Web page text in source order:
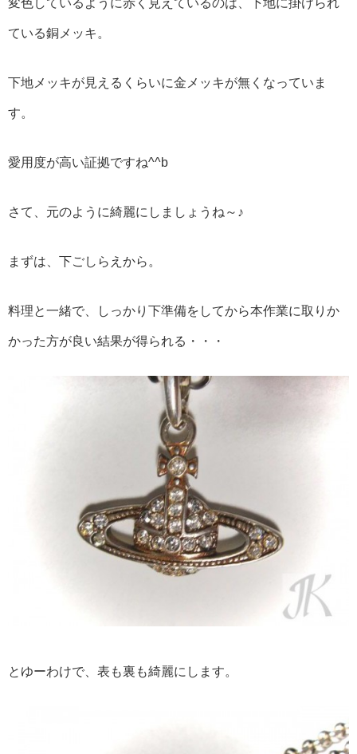
ている銅メッキ。
下地メッキが見えるくらいに金メッキが無くなっていま
す。
愛用度が高い証拠ですね^^b
さて、元のように綺麗にしましょうね～♪
まずは、下ごしらえから。
料理と一緒で、しっかり下準備をしてから本作業に取りか
かった方が良い結果が得られる・・・
とゆーわけで、表も裏も綺麗にします。